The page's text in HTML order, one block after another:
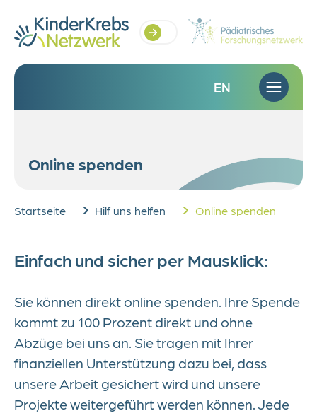
Projektübersicht
Kinderonkologische Anlaufstelle in
Forschungsambulanz Sehen
Brückenteam
Westdeutsches Pädiatrisches
Run for Dreams
Hilf uns helfen
Über uns
Stellenangebote
Stipendien
Aktuelles
Kontakt
EN
Online spenden
Startseite Hilf uns helfen Online spenden
Einfach und sicher per Mausklick:
Sie können direkt online spenden. Ihre Spende
kommt zu 100 Prozent direkt und ohne
Abzüge bei uns an. Sie tragen mit Ihrer
finanziellen Unterstützung dazu bei, dass
unsere Arbeit gesichert wird und unsere
Projekte weitergeführt werden können. Jede